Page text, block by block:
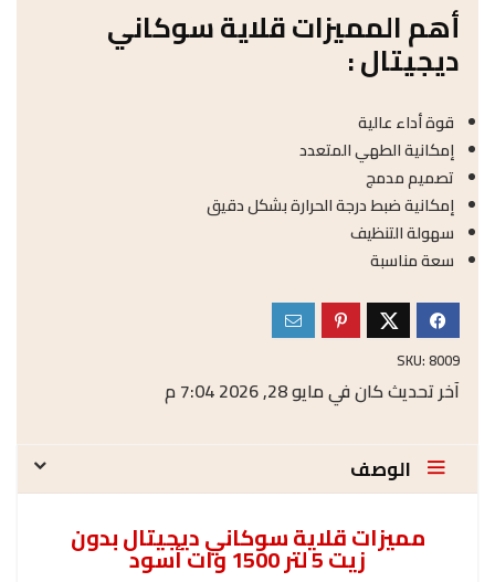
أهم المميزات قلاية سوكاني
ديجيتال :
قوة أداء عالية
إمكانية الطهي المتعدد
تصميم مدمج
إمكانية ضبط درجة الحرارة بشكل دقيق
سهولة التنظيف
سعة مناسبة
SKU:8009
آخر تحديث كان في مايو 28, 2026 7:04 م
الوصف
مميزات قلاية سوكاني ديجيتال بدون
زيت 5 لتر 1500 وات أسود